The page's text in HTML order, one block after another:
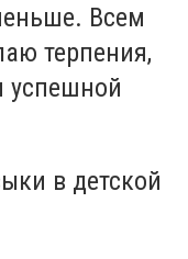
Всем
терпения,
успешной
в детской